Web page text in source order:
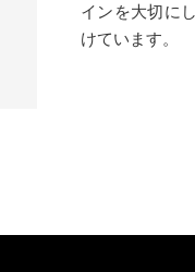
インを大切に
けています。